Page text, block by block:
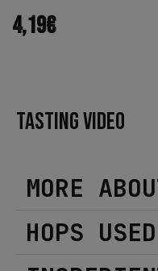
4,19€
MORE
HOPS USED
TASTING VIDEO